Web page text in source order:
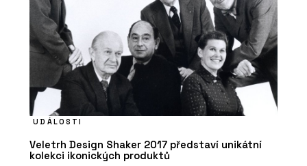
UDÁLOSTI
Veletrh Design Shaker 2017 představí unikátní
kolekci ikonických produktů